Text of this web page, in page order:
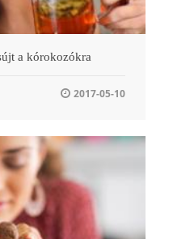
a kórokozókra
2017-05-10